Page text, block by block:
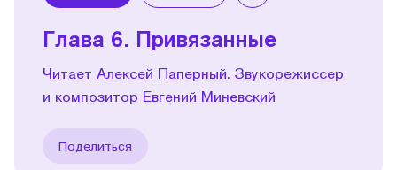
Глава 6. Привязанные
Читает Алексей Паперный. Звукорежиссер
и композитор Евгений Миневский
Поделиться